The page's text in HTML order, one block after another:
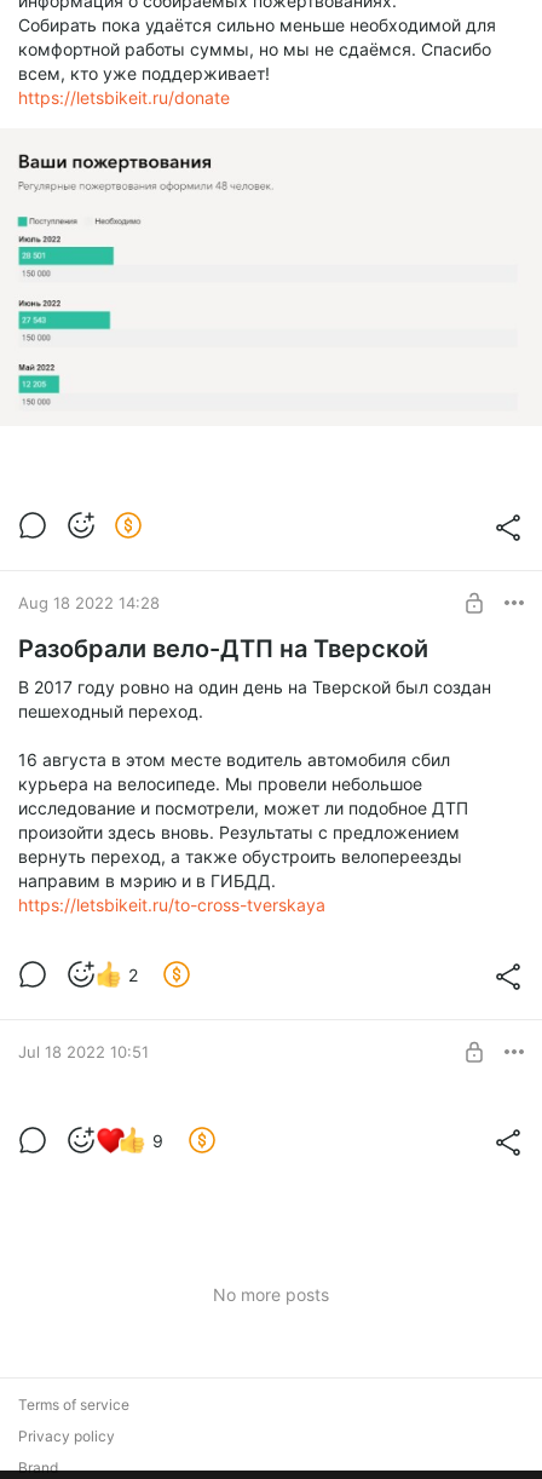
Собирать пока удаётся сильно меньше необходимой для
комфортной работы суммы, но мы не сдаёмся. Спасибо
всем, кто уже поддерживает!
https://letsbikeit.ru/donate
Aug 18 2022 14:28
Разобрали вело-ДТП на Тверской
В 2017 году ровно на один день на Тверской был создан
пешеходный переход.
16 августа в этом месте водитель автомобиля сбил
курьера на велосипеде. Мы провели небольшое
исследование и посмотрели, может ли подобное ДТП
произойти здесь вновь. Результаты с предложением
вернуть переход, а также обустроить велопереезды
направим в мэрию и в ГИБДД.
https://letsbikeit.ru/to-cross-tverskaya
2
Jul 18 2022 10:51
Level required:
9
No more posts
Terms of service
Privacy policy
Brand